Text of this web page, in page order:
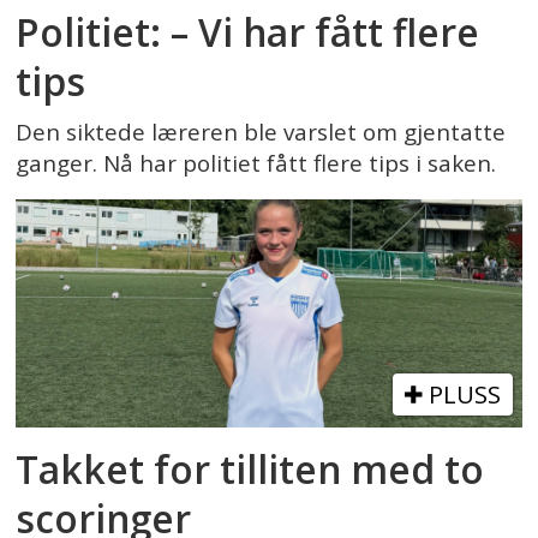
Politiet: – Vi har fått flere
tips
Den siktede læreren ble varslet om gjentatte
ganger. Nå har politiet fått flere tips i saken.
PLUSS
Takket for tilliten med to
scoringer